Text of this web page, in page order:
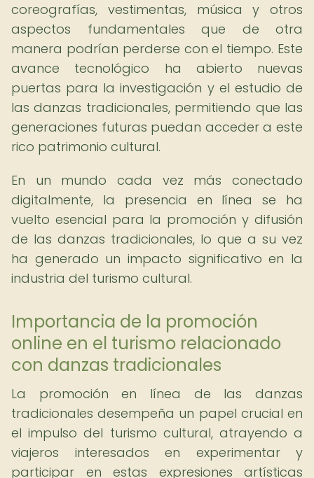
coreografías, vestimentas, música y otros
aspectos fundamentales que de otra
manera podrían perderse con el tiempo. Este
avance tecnológico ha abierto nuevas
puertas para la investigación y el estudio de
las danzas tradicionales, permitiendo que las
generaciones futuras puedan acceder a este
rico patrimonio cultural.
En un mundo cada vez más conectado
digitalmente, la presencia en línea se ha
vuelto esencial para la promoción y difusión
de las danzas tradicionales, lo que a su vez
ha generado un impacto significativo en la
industria del turismo cultural.
Importancia de la promoción
online en el turismo relacionado
con danzas tradicionales
La promoción en línea de las danzas
tradicionales desempeña un papel crucial en
el impulso del turismo cultural, atrayendo a
viajeros interesados en experimentar y
participar en estas expresiones artísticas